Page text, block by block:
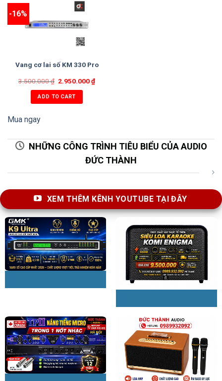
-16%
Vang cơ lai số KM 330 Pro
3.500.000₫ 2.950.000₫
ADD TO CART
Mua ngay
NHỮNG CÔNG TRÌNH TIÊU BIỂU CỦA AUDIO
ĐỨC THÀNH
XEM THÊM KÊNH YOUTUBE TẠI ĐÂY